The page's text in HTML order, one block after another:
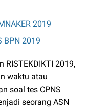
2019
BPN 2019
RISTEKDIKTI 2019,
waktu atau
soal tes CPNS
seorang ASN